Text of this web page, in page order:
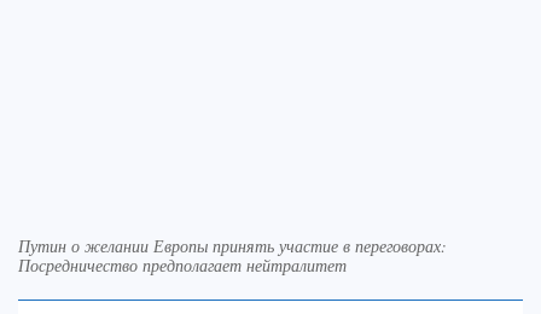
Путин о желании Европы принять участие в переговорах:
Посредничество предполагает нейтралитет